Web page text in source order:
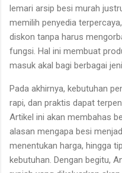
lemari arsip besi murah
memilih penyedia
diskon tanpa harus
fungsi. Hal ini membuat
masuk akal bagi berbagai
Pada akhirnya, kebutuhan
rapi, dan praktis dapat
Artikel ini akan membahas
alasan mengapa besi
menentukan harga, hingga
kebutuhan. Dengan begitu,